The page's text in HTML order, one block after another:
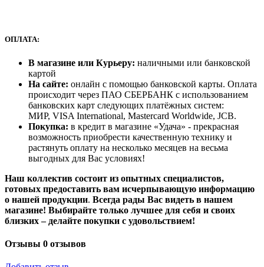
ОПЛАТА:
В магазине или Курьеру: наличными или банковской
картой
На сайте: онлайн с помощью банковской карты. Оплата
происходит через ПАО СБЕРБАНК с использованием
банковских карт следующих платёжных систем:
МИР, VISA International, Mastercard Worldwide, JCB.
Покупка: в кредит в магазине «Удача» - прекрасная
возможность приобрести качественную технику и
растянуть оплату на несколько месяцев на весьма
выгодных для Вас условиях!
Наш коллектив состоит из опытных специалистов,
готовых предоставить вам исчерпывающую информацию
о нашей продукции. Всегда рады Вас видеть в нашем
магазине! Выбирайте только лучшее для себя и своих
близких – делайте покупки с удовольствием!
Отзывы 0 отзывов